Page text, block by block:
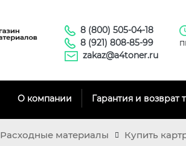
8 (800) 505-04-18
8 (921) 808-85-99
zakaz@a4toner.ru
О компании Гарантия и возврат
Расходные материалы Купить